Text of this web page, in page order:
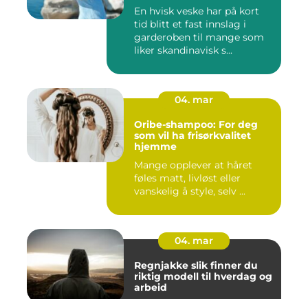
En hvisk veske har på kort
tid blitt et fast innslag i
garderoben til mange som
liker skandinavisk s...
04. mar
Oribe-shampoo: For deg
som vil ha frisørkvalitet
hjemme
Mange opplever at håret
føles matt, livløst eller
vanskelig å style, selv ...
04. mar
Regnjakke slik finner du
riktig modell til hverdag og
arbeid